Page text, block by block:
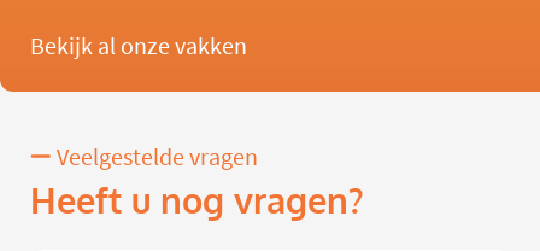
Bekijk al onze vakken
Veelgestelde vragen
Heeft u nog vragen?